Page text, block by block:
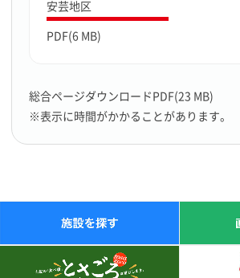
安芸地区
PDF(6 MB)
総合ページダウンロードPDF(23 MB)
※表示に時間がかかることがあります。